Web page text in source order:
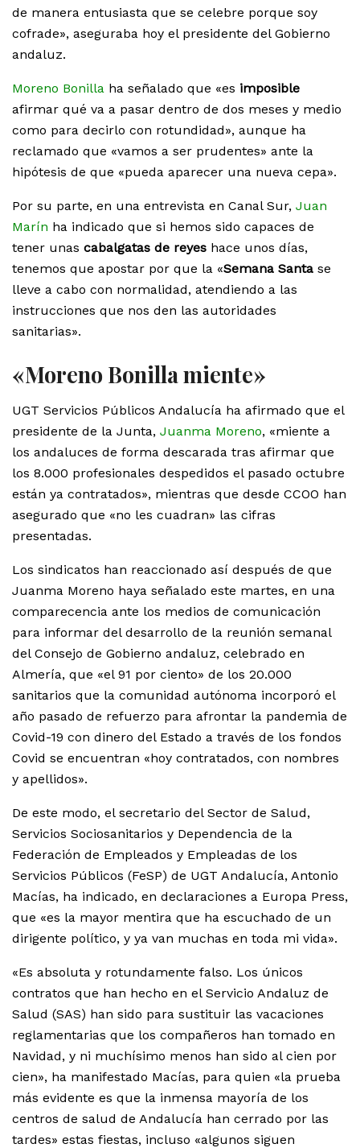
de manera entusiasta que se celebre porque soy
cofrade», aseguraba hoy el presidente del Gobierno
andaluz.
Moreno Bonilla ha señalado que «es imposible
afirmar qué va a pasar dentro de dos meses y medio
como para decirlo con rotundidad», aunque ha
reclamado que «vamos a ser prudentes» ante la
hipótesis de que «pueda aparecer una nueva cepa».
Por su parte, en una entrevista en Canal Sur, Juan
Marín ha indicado que si hemos sido capaces de
tener unas cabalgatas de reyes hace unos días,
tenemos que apostar por que la «Semana Santa se
lleve a cabo con normalidad, atendiendo a las
instrucciones que nos den las autoridades
sanitarias».
«Moreno Bonilla miente»
UGT Servicios Públicos Andalucía ha afirmado que el
presidente de la Junta, Juanma Moreno, «miente a
los andaluces de forma descarada tras afirmar que
los 8.000 profesionales despedidos el pasado octubre
están ya contratados», mientras que desde CCOO han
asegurado que «no les cuadran» las cifras
presentadas.
Los sindicatos han reaccionado así después de que
Juanma Moreno haya señalado este martes, en una
comparecencia ante los medios de comunicación
para informar del desarrollo de la reunión semanal
del Consejo de Gobierno andaluz, celebrado en
Almería, que «el 91 por ciento» de los 20.000
sanitarios que la comunidad autónoma incorporó el
año pasado de refuerzo para afrontar la pandemia de
Covid-19 con dinero del Estado a través de los fondos
Covid se encuentran «hoy contratados, con nombres
y apellidos».
De este modo, el secretario del Sector de Salud,
Servicios Sociosanitarios y Dependencia de la
Federación de Empleados y Empleadas de los
Servicios Públicos (FeSP) de UGT Andalucía, Antonio
Macías, ha indicado, en declaraciones a Europa Press,
que «es la mayor mentira que ha escuchado de un
dirigente político, y ya van muchas en toda mi vida».
«Es absoluta y rotundamente falso. Los únicos
contratos que han hecho en el Servicio Andaluz de
Salud (SAS) han sido para sustituir las vacaciones
reglamentarias que los compañeros han tomado en
Navidad, y ni muchísimo menos han sido al cien por
cien», ha manifestado Macías, para quien «la prueba
más evidente es que la inmensa mayoría de los
centros de salud de Andalucía han cerrado por las
tardes» estas fiestas, incluso «algunos siguen